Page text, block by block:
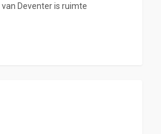
Deventer is ruimte